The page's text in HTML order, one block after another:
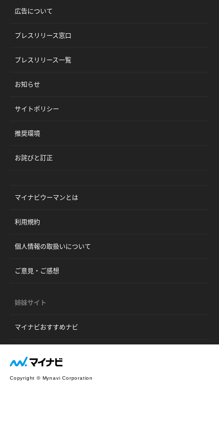
広告について
プレスリリース窓口
プレスリリース一覧
お知らせ
サイトポリシー
推奨環境
お詫びと訂正
マイナビウーマンとは
利用規約
個人情報の取扱いについて
ご意見・ご感想
姉妹サイト
マイナビおすすめナビ
Copyright © Mynavi Corporation